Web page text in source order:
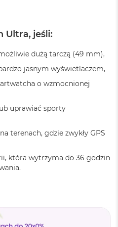
Ultra, jeśli:
dużą tarczą (49 mm),
jasnym wyświetlaczem,
o wzmocnionej
uprawiać sporty
terenach, gdzie zwykły GPS
która wytrzyma do 36 godzin